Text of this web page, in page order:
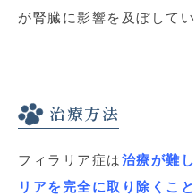
が腎臓に影響を及ぼして
治療方法
フィラリア症は治療が難
リアを完全に取り除くこ